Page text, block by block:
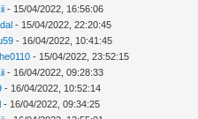
- 15/04/2022, 16:56:06
- 15/04/2022, 22:20:45
- 16/04/2022, 10:41:45
- 15/04/2022, 23:52:15
- 16/04/2022, 09:28:33
- 16/04/2022, 10:52:14
- 16/04/2022, 09:34:25